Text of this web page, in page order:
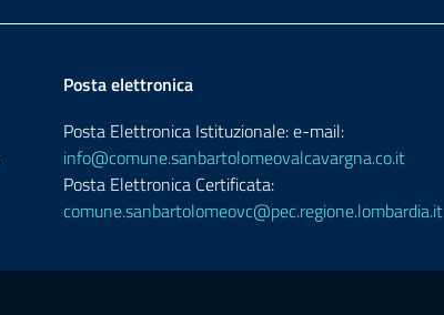
Posta elettronica
Posta Elettronica Istituzionale: e-mail:
info@comune.sanbartolomeovalcavargna.co.it
Posta Elettronica Certificata:
comune.sanbartolomeovc@pec.regione.lombardia.it